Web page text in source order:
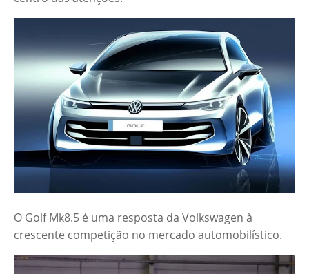
O Golf Mk8.5 é uma resposta da Volkswagen à
crescente competição no mercado automobilístico.